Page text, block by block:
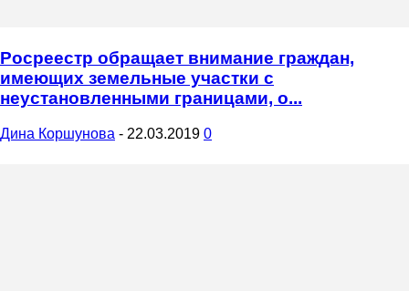
Росреестр обращает внимание граждан,
имеющих земельные участки с
неустановленными границами, о...
Дина Коршунова - 22.03.2019 0